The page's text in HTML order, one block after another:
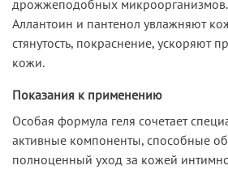
дрожжеподобных микроорганизмов.
Аллантоин и пантенол увлажняют
стянутость, покраснение, ускоряют
кожи.
Показания к применению
Особая формула геля сочетает
активные компоненты, способные
полноценный уход за кожей